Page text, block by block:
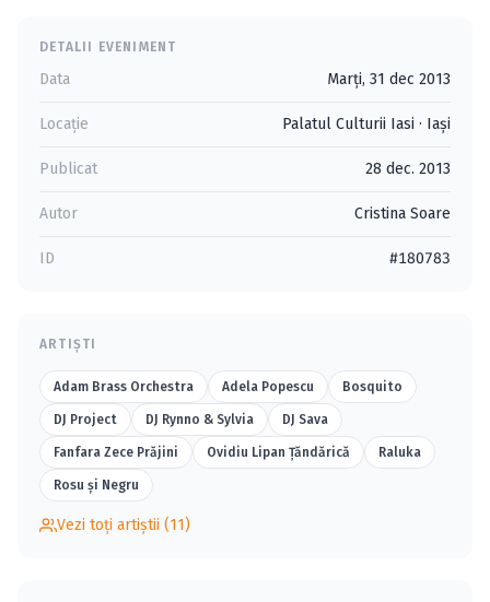
DETALII EVENIMENT
Data Marți, 31 dec 2013
Locație Palatul Culturii Iasi · Iaşi
Publicat 28 dec. 2013
Autor Cristina Soare
ID #180783
ARTIȘTI
Adam Brass Orchestra Adela Popescu Bosquito
DJ Project DJ Rynno & Sylvia DJ Sava
Fanfara Zece Prăjini Ovidiu Lipan Ţăndărică Raluka
Rosu şi Negru
Vezi toți artiștii (11)